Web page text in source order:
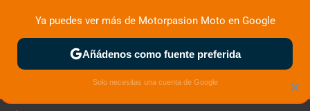
ZONA DE PRUEBAS DEPORTIVAS MOTOS ELÉCTRICAS
×
Ya puedes ver más de Motorpasion Moto en Google
Añádenos como fuente preferida
Solo necesitas una cuenta de Google